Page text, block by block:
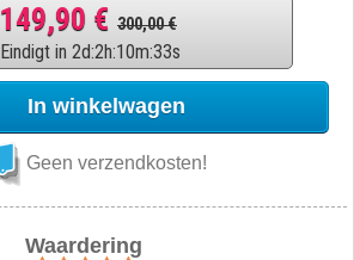
149,90 € 300,00 €
Eindigt in 2d:2h:10m:32s
In winkelwagen
Geen verzendkosten!
Waardering